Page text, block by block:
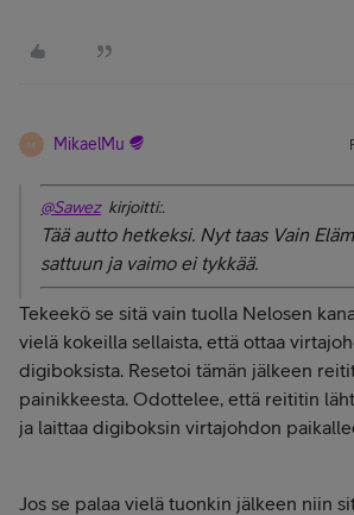
M MikaelMu
@Sawezkirjoitti:.
Tää autto hetkeksi. Nyt taas Vain
sattuun ja vaimo ei tykkää.
Tekeekö se sitä vain tuolla Nelosen
vielä kokeilla sellaista, että ottaa
digiboksista. Resetoi tämän jälkeen
painikkeesta. Odottelee, että reititin
ja laittaa digiboksin virtajohdon
Jos se palaa vielä tuonkin jälkeen niin